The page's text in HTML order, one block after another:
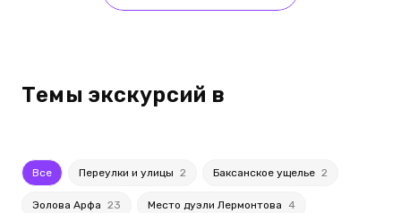
Темы экскурсий в
Все Переулки и улицы 2 Баксанское ущелье 2
Эолова Арфа 23 Место дуэли Лермонтова 4